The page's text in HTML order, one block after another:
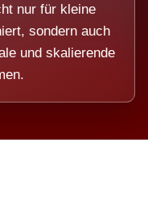
nur für kleine
sondern auch
und skalierende